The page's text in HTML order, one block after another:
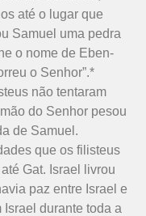
até o lugar que
Samuel uma pedra
o nome de Eben-
o Senhor”.*
não tentaram
do Senhor pesou
de Samuel.
que os filisteus
Gat. Israel livrou
paz entre Israel e
durante toda a